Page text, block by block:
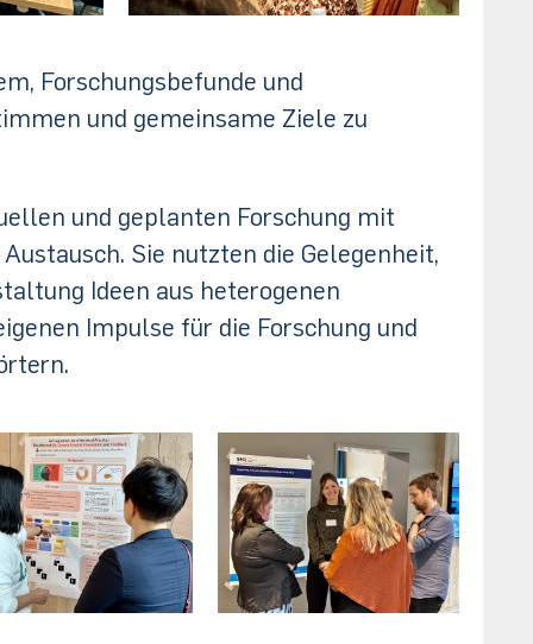
Forschungsbefunde und
und gemeinsame Ziele zu
und geplanten Forschung mit
Sie nutzten die Gelegenheit,
Ideen aus heterogenen
Impulse für die Forschung und